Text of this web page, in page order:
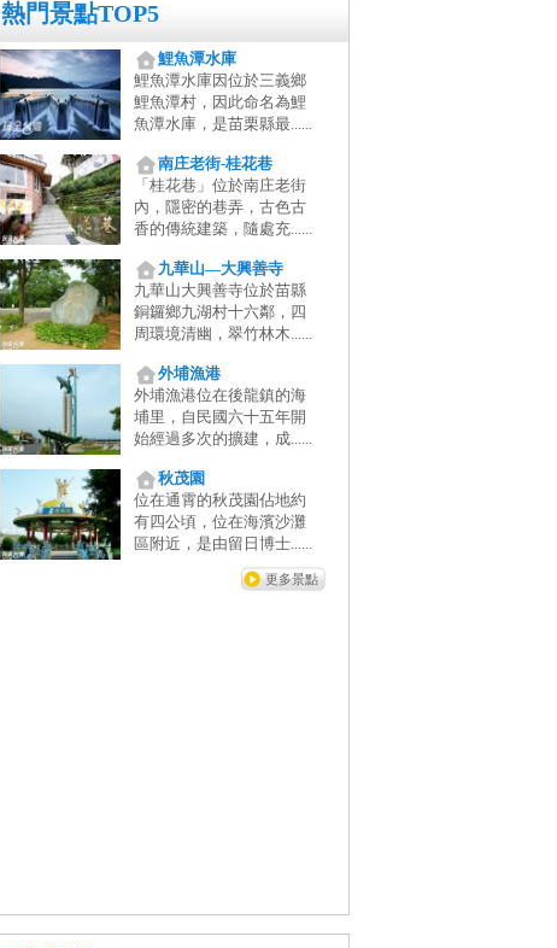
熱門景點TOP5
鯉魚潭水庫
鯉魚潭水庫因位於三義鄉
鯉魚潭村，因此命名為鯉
魚潭水庫，是苗栗縣最......
南庄老街-桂花巷
「桂花巷」位於南庄老街
內，隱密的巷弄，古色古
香的傳統建築，隨處充......
九華山—大興善寺
九華山大興善寺位於苗縣
銅鑼鄉九湖村十六鄰，四
周環境清幽，翠竹林木......
外埔漁港
外埔漁港位在後龍鎮的海
埔里，自民國六十五年開
始經過多次的擴建，成......
秋茂園
位在通霄的秋茂園佔地約
有四公頃，位在海濱沙灘
區附近，是由留日博士......
更多景點